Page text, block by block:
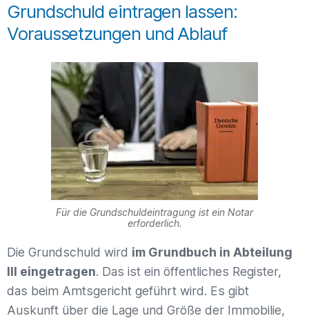
Grundschuld eintragen lassen:
Voraussetzungen und Ablauf
Für die Grundschuldeintragung ist ein Notar
erforderlich.
Die Grundschuld wird im Grundbuch in Abteilung
III eingetragen. Das ist ein öffentliches Register,
das beim Amtsgericht geführt wird. Es gibt
Auskunft über die Lage und Größe der Immobilie,